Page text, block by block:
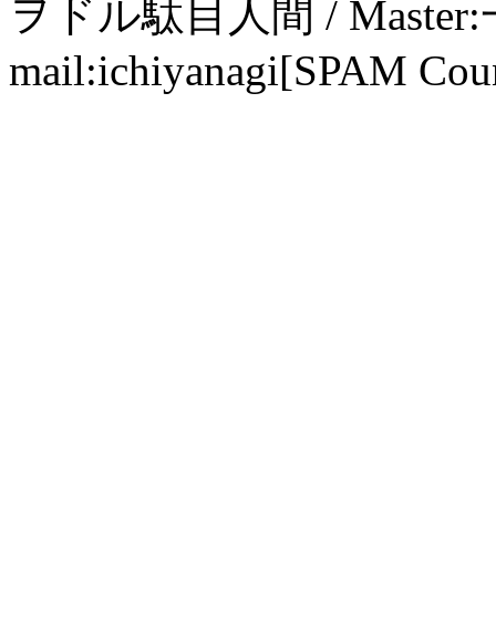
ヲドル駄目人間 /
mail:ichiyanagi[SPAM